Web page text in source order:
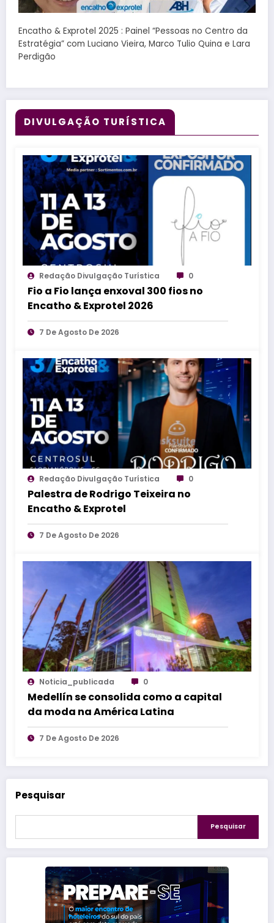
Encatho & Exprotel 2025 : Painel “Pessoas no Centro da
Estratégia” com Luciano Vieira, Marco Tulio Quina e Lara
Perdigão
DIVULGAÇÃO TURÍSTICA
Redação Divulgação Turística 0
Fio a Fio lança enxoval 300 fios no
Encatho & Exprotel 2026
7 De Agosto De 2026
Redação Divulgação Turística 0
Palestra de Rodrigo Teixeira no
Encatho & Exprotel
7 De Agosto De 2026
Noticia_publicada 0
Medellín se consolida como a capital
da moda na América Latina
7 De Agosto De 2026
Pesquisar
Pesquisar